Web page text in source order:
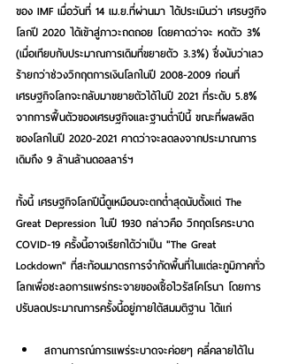
ของ IMF เมื่อวันที่ 14 เม.ย.ที่ผ่านมา ได้ประเมินว่า เศรษฐกิจ
โลกปี 2020 ได้เข้าสู่ภาวะถดถอย โดยคาดว่าจะ หดตัว 3%
(เมื่อเทียบกับประมาณการเดิมที่ขยายตัว 3.3%) ซึ่งนับว่าเลว
ร้ายกว่าช่วงวิกฤตการเงินโลกในปี 2008-2009 ก่อนที่
เศรษฐกิจโลกจะกลับมาขยายตัวได้ในปี 2021 ที่ระดับ 5.8%
จากการฟื้นตัวของเศรษฐกิจและฐานต่ำปีนี้ ขณะที่ผลผลิต
ของโลกในปี 2020-2021 คาดว่าจะลดลงจากประมาณการ
เดิมถึง 9 ล้านล้านดอลลาร์ฯ
ทั้งนี้ เศรษฐกิจโลกปีนี้ดูเหมือนจะตกต่ำสุดนับตั้งแต่ The
Great Depression ในปี 1930 กล่าวคือ วิกฤตโรคระบาด
COVID-19 ครั้งนี้อาจเรียกได้ว่าเป็น "The Great
Lockdown" ที่สะท้อนมาตรการจำกัดพื้นที่ในแต่ละภูมิภาคทั่ว
โลกเพื่อชะลอการแพร่กระจายของเชื้อไวรัสโคโรนา โดยการ
ปรับลดประมาณการครั้งนี้อยู่ภายใต้สมมติฐาน ได้แก่
สถานการณ์การแพร่ระบาดจะค่อยๆ คลี่คลายได้ใน